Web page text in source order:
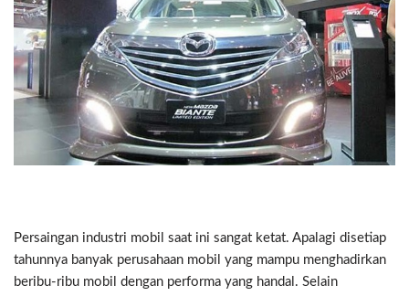
Persaingan industri mobil saat ini sangat ketat. Apalagi disetiap
tahunnya banyak perusahaan mobil yang mampu menghadirkan
beribu-ribu mobil dengan performa yang handal. Selain